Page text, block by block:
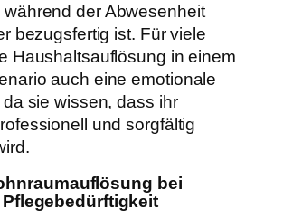
während der Abwesenheit
bezugsfertig ist. Für viele
Haushaltsauflösung in einem
auch eine emotionale
sie wissen, dass ihr
und sorgfältig
bei
Pflegebedürftigkeit